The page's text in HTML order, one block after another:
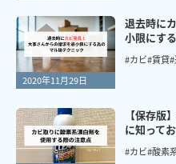
2020年11月29日
退去時に
小限にす
#カビ#賃貸
【保存版
に知って
#カビ#酸素